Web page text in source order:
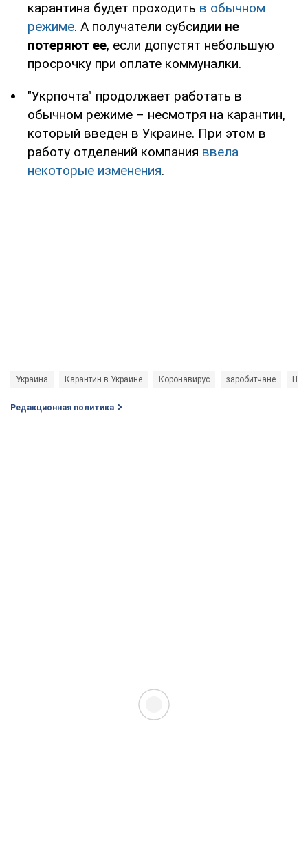
карантина будет проходить в обычном
режиме. А получатели субсидии не
потеряют ее, если допустят небольшую
просрочку при оплате коммуналки.
"Укрпочта" продолжает работать в
обычном режиме – несмотря на карантин,
который введен в Украине. При этом в
работу отделений компания ввела
некоторые изменения.
Украина Карантин в Украине Коронавирус заробитчане
Редакционная политика